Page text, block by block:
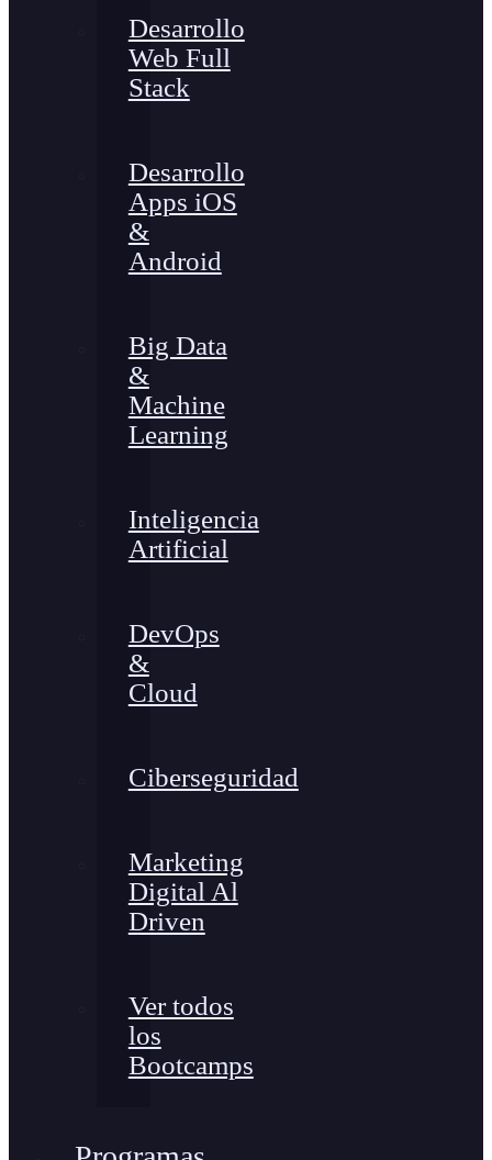
Desarrollo
Web Full
Stack
Desarrollo
Apps iOS
&
Android
Big Data
&
Machine
Learning
Inteligencia
Artificial
DevOps
&
Cloud
Ciberseguridad
Marketing
Digital Al
Driven
Ver todos
los
Bootcamps